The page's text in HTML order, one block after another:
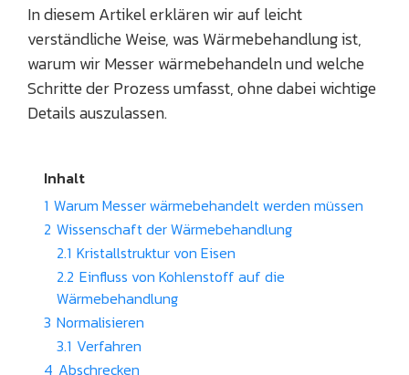
In diesem Artikel erklären wir auf leicht
verständliche Weise, was Wärmebehandlung ist,
warum wir Messer wärmebehandeln und welche
Schritte der Prozess umfasst, ohne dabei wichtige
Details auszulassen.
Inhalt
1 Warum Messer wärmebehandelt werden müssen
2 Wissenschaft der Wärmebehandlung
2.1 Kristallstruktur von Eisen
2.2 Einfluss von Kohlenstoff auf die
Wärmebehandlung
3 Normalisieren
3.1 Verfahren
4 Abschrecken